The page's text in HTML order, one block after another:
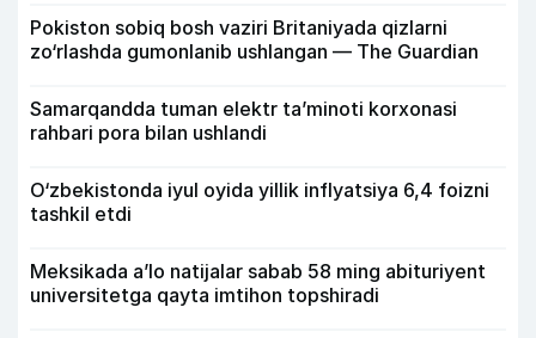
Pokiston sobiq bosh vaziri Britaniyada qizlarni
zo‘rlashda gumonlanib ushlangan — The Guardian
Samarqandda tuman elektr ta’minoti korxonasi
rahbari pora bilan ushlandi
O‘zbekistonda iyul oyida yillik inflyatsiya 6,4 foizni
tashkil etdi
Meksikada a’lo natijalar sabab 58 ming abituriyent
universitetga qayta imtihon topshiradi